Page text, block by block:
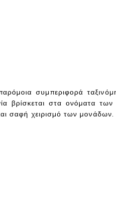
συμπεριφορά
βρίσκεται στα ονόματα
σαφή χειρισμό των